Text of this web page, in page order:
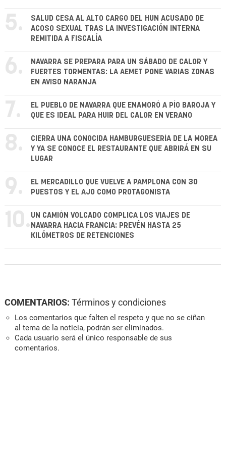
5.
SALUD CESA AL ALTO CARGO DEL HUN ACUSADO DE
ACOSO SEXUAL TRAS LA INVESTIGACIÓN INTERNA
REMITIDA A FISCALÍA
6.
NAVARRA SE PREPARA PARA UN SÁBADO DE CALOR Y
FUERTES TORMENTAS: LA AEMET PONE VARIAS ZONAS
EN AVISO NARANJA
7.
EL PUEBLO DE NAVARRA QUE ENAMORÓ A PÍO BAROJA Y
QUE ES IDEAL PARA HUIR DEL CALOR EN VERANO
8.
CIERRA UNA CONOCIDA HAMBURGUESERÍA DE LA MOREA
Y YA SE CONOCE EL RESTAURANTE QUE ABRIRÁ EN SU
LUGAR
9.
EL MERCADILLO QUE VUELVE A PAMPLONA CON 30
PUESTOS Y EL AJO COMO PROTAGONISTA
10. UN CAMIÓN VOLCADO COMPLICA LOS VIAJES DE
NAVARRA HACIA FRANCIA: PREVÉN HASTA 25
KILÓMETROS DE RETENCIONES
COMENTARIOS: Términos y condiciones
Los comentarios que falten el respeto y que no se ciñan
al tema de la noticia, podrán ser eliminados.
Cada usuario será el único responsable de sus
comentarios.